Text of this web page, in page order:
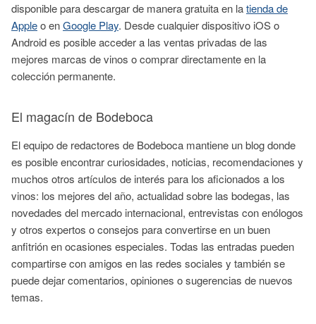
disponible para descargar de manera gratuita en latienda de
Appleo enGoogle Play. Desde cualquier dispositivo iOS o
Android es posible acceder a las ventas privadas de las
mejores marcas de vinos o comprar directamente en la
colección permanente.
El magacín de Bodeboca
El equipo de redactores de Bodeboca mantiene un blog donde
es posible encontrar curiosidades, noticias, recomendaciones y
muchos otros artículos de interés para los aficionados a los
vinos: los mejores del año, actualidad sobre las bodegas, las
novedades del mercado internacional, entrevistas con enólogos
y otros expertos o consejos para convertirse en un buen
anfitrión en ocasiones especiales. Todas las entradas pueden
compartirse con amigos en las redes sociales y también se
puede dejar comentarios, opiniones o sugerencias de nuevos
temas.